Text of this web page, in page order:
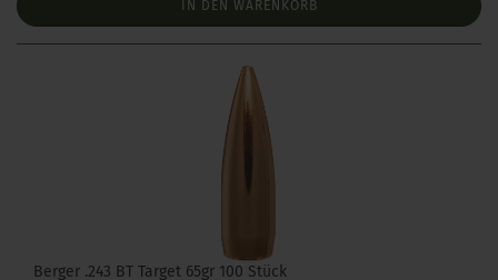
IN DEN WARENKORB
Berger .243 BT Target 65gr 100 Stück